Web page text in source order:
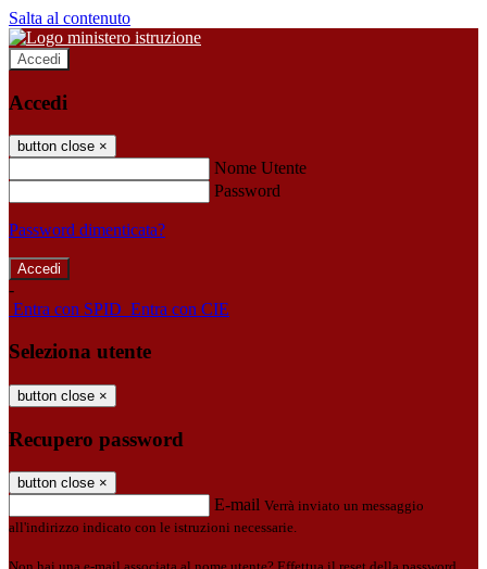
Salta al contenuto
Accedi
Accedi
button close ×
Nome Utente
Password
Password dimenticata?
-
Entra con SPID Entra con CIE
Seleziona utente
button close ×
Recupero password
button close ×
E-mail Verrà inviato un messaggio
all'indirizzo indicato con le istruzioni necessarie.